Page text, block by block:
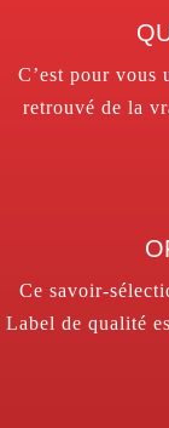
C’est pour vous
retrouvé de la
Ce savoir-
Label de qualité